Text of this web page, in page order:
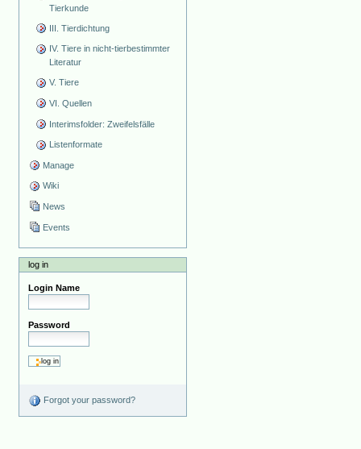
Tierkunde
III. Tierdichtung
IV. Tiere in nicht-tierbestimmter
Literatur
V. Tiere
VI. Quellen
Interimsfolder: Zweifelsfälle
Listenformate
Manage
Wiki
News
Events
log in
Login Name
Password
Forgot your password?